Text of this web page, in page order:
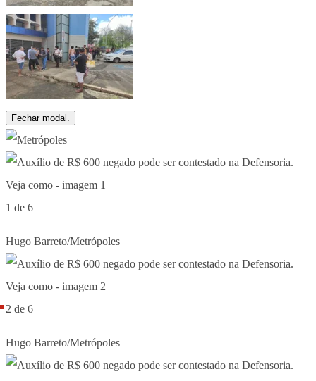
Fechar modal.
1 de 6
Hugo Barreto/Metrópoles
2 de 6
Hugo Barreto/Metrópoles